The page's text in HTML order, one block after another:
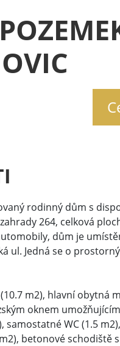
rodinný dům s
264, celková
dům je
ul. Jedná se o
m2), hlavní obytná
oknem
WC (1.5
betonové schodiště